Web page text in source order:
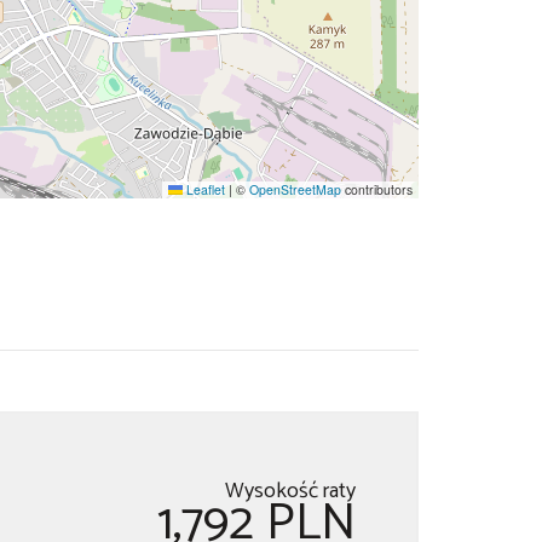
Leaflet | © OpenStreetMap contributors
Wysokość raty
1,792 PLN